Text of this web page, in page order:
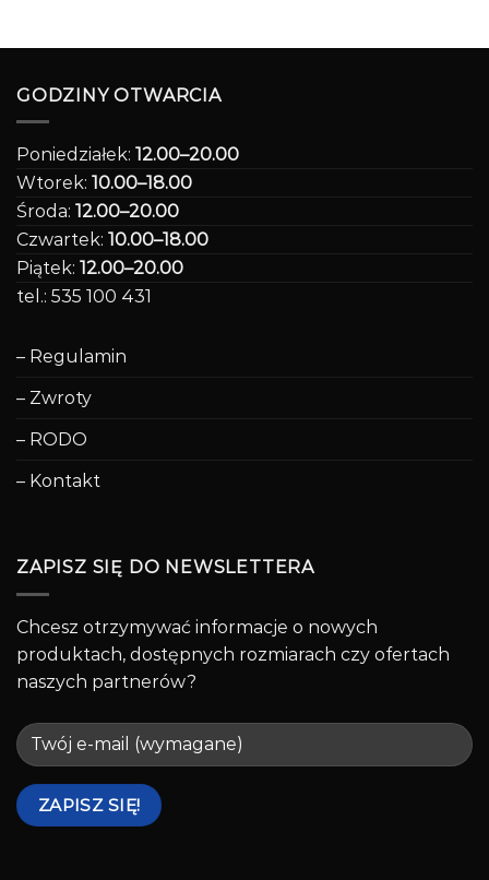
GODZINY OTWARCIA
Poniedziałek: 12.00–20.00
Wtorek: 10.00–18.00
Środa: 12.00–20.00
Czwartek: 10.00–18.00
Piątek: 12.00–20.00
tel.: 535 100 431
– Regulamin
– Zwroty
– RODO
– Kontakt
ZAPISZ SIĘ DO NEWSLETTERA
Chcesz otrzymywać informacje o nowych
produktach, dostępnych rozmiarach czy ofertach
naszych partnerów?